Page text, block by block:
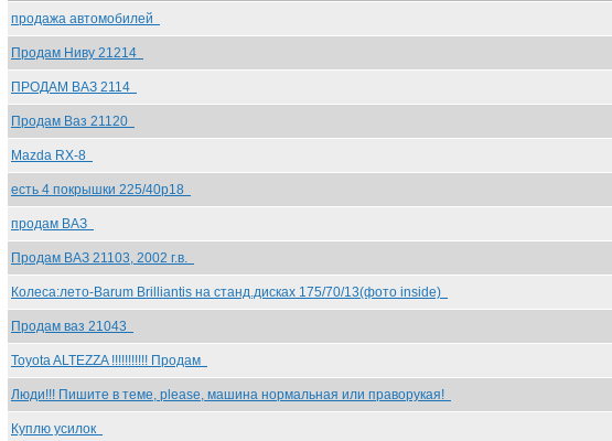
продажа автомобилей
Продам Ниву 21214
ПРОДАМ ВАЗ 2114
Продам Ваз 21120
Mazda RX-8
есть 4 покрышки 225/40р18
продам ВАЗ
Продам ВАЗ 21103, 2002 г.в.
Колеса:лето-Barum Brilliantis на станд.дисках 175/70/13(фото inside)
Продам ваз 21043
Toyota ALTEZZA !!!!!!!!!!! Продам
Люди!!! Пишите в теме, please, машина нормальная или праворукая!
Куплю усилок